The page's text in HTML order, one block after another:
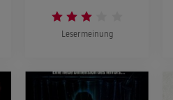
Lesermeinung